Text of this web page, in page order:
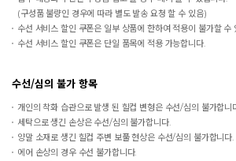
(구성품 불량인 경우에 따라 별도 발송 요청 할 수 있음)
수선 서비스 할인 쿠폰은 일부 상품에 한하여 적용이 불가할 수
수선 서비스 할인 쿠폰은 단일 품목에 적용 가능합니다.
수선/심의 불가 항목
개인의 착화 습관으로 발생 된 힐컵 변형은 수선/심의 불가합니
세탁으로 생긴 손상은 수선/심의 불가합니다.
양말 소재로 생긴 힐컵 주변 보풀 현상은 수선/심의 불가합니다.
에어 손상의 경우 수선 불가합니다.